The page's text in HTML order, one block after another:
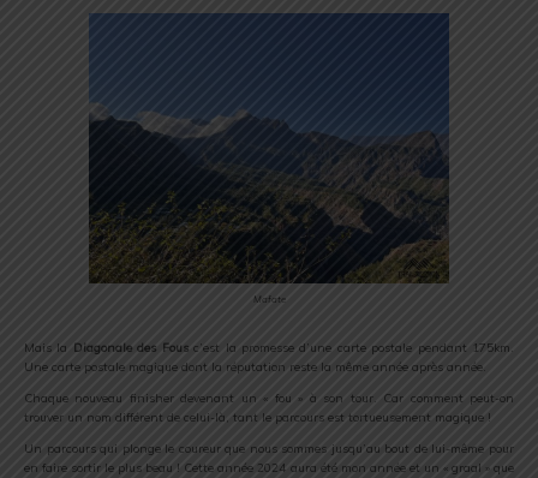
Mafate
Mais la Diagonale des Fousc’est la promesse d’une carte postale pendant 175km.
Une carte postale magique dont la réputation reste la même année après année.
Chaque nouveau finisher devenant un « fou » à son tour. Car comment peut-on
trouver un nom différent de celui-là, tant le parcours est tortueusement magique !
Un parcours qui plonge le coureur que nous sommes jusqu’au bout de lui-même pour
en faire sortir le plus beau ! Cette année 2024 aura été mon année et un « graal » que